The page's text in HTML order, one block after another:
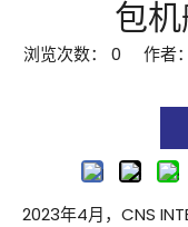
包
浏览次数： 0 作者
2023年4月，CNS